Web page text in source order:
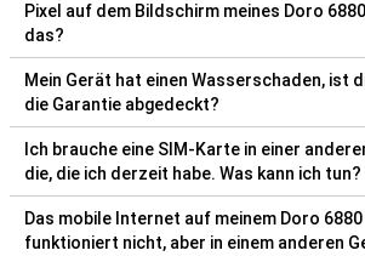
Pixel auf dem Bildschirm meines Doro
das?
Mein Gerät hat einen Wasserschaden, ist
die Garantie abgedeckt?
Ich brauche eine SIM-Karte in einer
die, die ich derzeit habe. Was kann ich tun?
Das mobile Internet auf meinem Doro 6880
funktioniert nicht, aber in einem anderen